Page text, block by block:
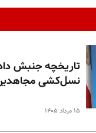
تاریخچه جنبش
نسل‌کشی
۱۵ مرداد ۱۴۰۵